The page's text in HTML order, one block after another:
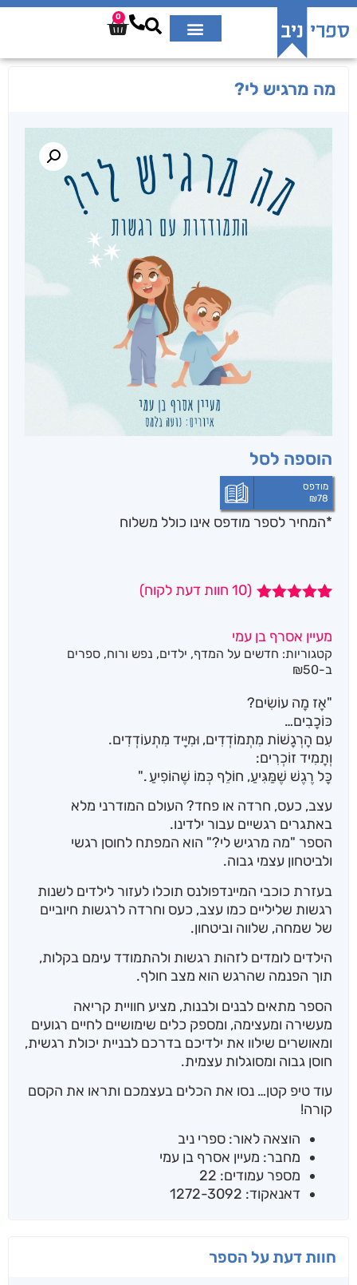
0
מה מרגיש לי?
הוספה לסל
מודפס
₪78
*המחיר לספר מודפס אינו כולל משלוח
מבוסס על
דירוגים של
לקוחות
(
10 חוות דעת לקוח)
מעיין אסרף בן עמי
קטגוריות: חדשים על המדף, ילדים, נפש ורוח, ספרים
ב-₪50
"אָז מָה עוֹשִׂים?
כּוֹכָבִים…
עִם הָרְגָשׁוֹת מִתְמוֹדְדִים, וּמִיָּיד מִתְעוֹדְדִים.
וְתָמִיד זוֹכְרִים:
כָּל רֶגֶשׁ שֶׁמַּגִּיעַ, חוֹלֵף כְּמוֹ שֶׁהוֹפִיעַ ."
עצב, כעס, חרדה או פחד? העולם המודרני מלא
באתגרים רגשיים עבור ילדינו.
הספר "מה מרגיש לי?" הוא המפתח לחוסן רגשי
ולביטחון עצמי גבוה.
בעזרת כוכבי המיינדפולנס תוכלו לעזור לילדים לשנות
רגשות שליליים כמו עצב, כעס וחרדה לרגשות חיוביים
של שמחה, שלווה וביטחון.
הילדים לומדים לזהות רגשות ולהתמודד עימם בקלות,
תוך הפנמה שהרגש הוא מצב חולף.
הספר מתאים לבנים ולבנות, מציע חוויית קריאה
מעשירה ומעצימה, ומספק כלים שימושיים לחיים רגועים
ומאושרים שילוו את ילדיכם בדרכם לבניית יכולת רגשית,
חוסן גבוה ומסוגלות עצמית.
עוד טיפ קטן… נסו את הכלים בעצמכם ותראו את הקסם
קורה!
הוצאה לאור: ספרי ניב
מחבר: מעיין אסרף בן עמי
מספר עמודים: 22
דאנאקוד: 1272-3092
חוות דעת על הספר